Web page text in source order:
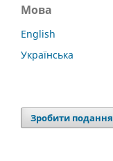
Мова
English
Українська
Зробити подання